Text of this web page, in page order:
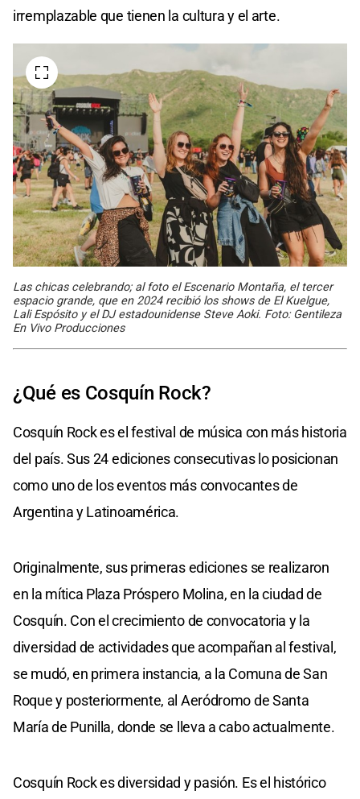
irremplazable que tienen la cultura y el arte.
Las chicas celebrando; al foto el Escenario Montaña, el tercer
espacio grande, que en 2024 recibió los shows de El Kuelgue,
Lali Espósito y el DJ estadounidense Steve Aoki. Foto: Gentileza
En Vivo Producciones
¿Qué es Cosquín Rock?
Cosquín Rock es el festival de música con más historia
del país. Sus 24 ediciones consecutivas lo posicionan
como uno de los eventos más convocantes de
Argentina y Latinoamérica.
Originalmente, sus primeras ediciones se realizaron
en la mítica Plaza Próspero Molina, en la ciudad de
Cosquín. Con el crecimiento de convocatoria y la
diversidad de actividades que acompañan al festival,
se mudó, en primera instancia, a la Comuna de San
Roque y posteriormente, al Aeródromo de Santa
María de Punilla, donde se lleva a cabo actualmente.
Cosquín Rock es diversidad y pasión. Es el histórico